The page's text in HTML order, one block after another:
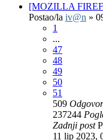
[MOZILLA
Postao/la iv@n »
1
...
47
48
49
50
51
509
237244
Zadnji post
11 lip 2023,